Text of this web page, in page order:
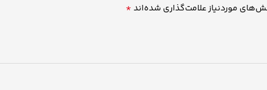
موردنیاز علامت‌گذاری شده‌اند*